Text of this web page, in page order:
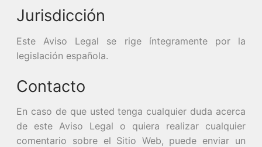
Jurisdicción
Este Aviso Legal se rige íntegramente por la
legislación española.
Contacto
En caso de que usted tenga cualquier duda acerca
de este Aviso Legal o quiera realizar cualquier
comentario sobre el Sitio Web, puede enviar un